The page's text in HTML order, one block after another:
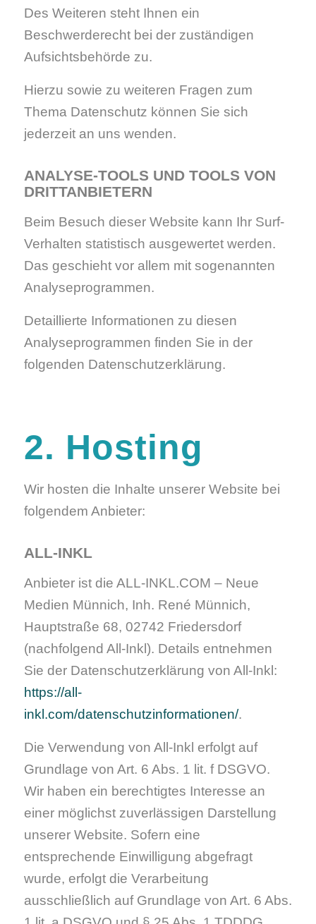
Des Weiteren steht Ihnen ein
Beschwerderecht bei der zuständigen
Aufsichtsbehörde zu.
Hierzu sowie zu weiteren Fragen zum
Thema Datenschutz können Sie sich
jederzeit an uns wenden.
ANALYSE-TOOLS UND TOOLS VON
DRITT­ANBIETERN
Beim Besuch dieser Website kann Ihr Surf-
Verhalten statistisch ausgewertet werden.
Das geschieht vor allem mit sogenannten
Analyseprogrammen.
Detaillierte Informationen zu diesen
Analyseprogrammen finden Sie in der
folgenden Datenschutzerklärung.
2. Hosting
Wir hosten die Inhalte unserer Website bei
folgendem Anbieter:
ALL-INKL
Anbieter ist die ALL-INKL.COM – Neue
Medien Münnich, Inh. René Münnich,
Hauptstraße 68, 02742 Friedersdorf
(nachfolgend All-Inkl). Details entnehmen
Sie der Datenschutzerklärung von All-Inkl:
https://all-
inkl.com/datenschutzinformationen/.
Die Verwendung von All-Inkl erfolgt auf
Grundlage von Art. 6 Abs. 1 lit. f DSGVO.
Wir haben ein berechtigtes Interesse an
einer möglichst zuverlässigen Darstellung
unserer Website. Sofern eine
entsprechende Einwilligung abgefragt
wurde, erfolgt die Verarbeitung
ausschließlich auf Grundlage von Art. 6 Abs.